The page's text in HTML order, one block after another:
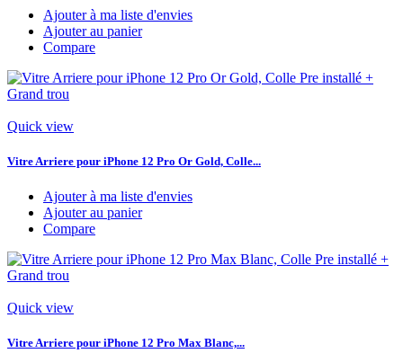
Ajouter à ma liste d'envies
Ajouter au panier
Compare
Quick view
Vitre Arriere pour iPhone 12 Pro Or Gold, Colle...
Ajouter à ma liste d'envies
Ajouter au panier
Compare
Quick view
Vitre Arriere pour iPhone 12 Pro Max Blanc,...